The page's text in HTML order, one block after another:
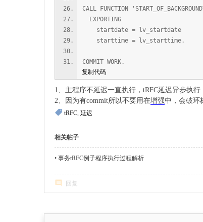
CALL FUNCTION
EXPORTING
startdate = lv_startdate
starttime = lv_starttime.
COMMIT WORK.
复制代码
1、主程序不延迟一直执行，tRFC延迟异步执行
2、因为有commit所以不要用在增强中，会破环
tRFC, 延迟
相关帖子
• 事务tRFC例子程序执行过程解析
回复